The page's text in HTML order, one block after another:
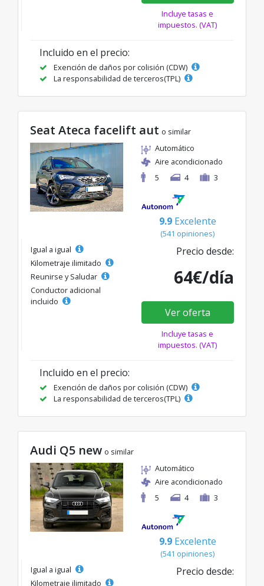
Incluye tasas e
impuestos. (VAT)
Incluido en el precio:
Exención de daños por colisión (CDW)
La responsabilidad de terceros(TPL)
Seat Ateca facelift aut o similar
Automático
Aire acondicionado
5
4 3
9.9 Excelente
(541 opiniones)
Igual a igual
Kilometraje ilimitado
Reunirse y Saludar
Conductor adicional
incluido
Precio desde:
64€/día
Ver oferta
Incluye tasas e
impuestos. (VAT)
Incluido en el precio:
Exención de daños por colisión (CDW)
La responsabilidad de terceros(TPL)
Audi Q5 new o similar
Automático
Aire acondicionado
5
4 3
9.9 Excelente
(541 opiniones)
Igual a igual
Kilometraje ilimitado
Precio desde: